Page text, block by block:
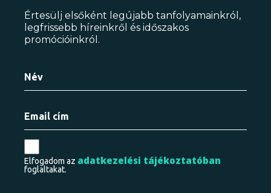
Értesülj elsőként legújabb tanfolyamainkról,
legfrissebb híreinkről és időszakos
promócióinkról.
Elfogadom az adatkezelési tájékoztatóban
foglaltakat.